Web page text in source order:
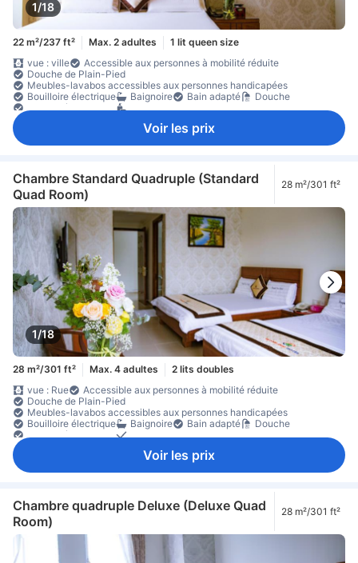
1/18
22 m²/237 ft² Max. 2 adultes
1 lit queen size
vue : ville
Accessible aux personnes à mobilité réduite
Douche de Plain-Pied
Meubles-lavabos accessibles aux personnes handicapées
Bouilloire électrique
Baignoire Bain adapté
Douche
Douche à l'italienne
Voir les prix
Chambre Standard Quadruple (Standard
Quad Room)
28 m²/301 ft²
1/18
28 m²/301 ft² Max. 4 adultes
2 lits doubles
vue : Rue
Accessible aux personnes à mobilité réduite
Douche de Plain-Pied
Meubles-lavabos accessibles aux personnes handicapées
Bouilloire électrique
Baignoire Bain adapté
Douche
Douche à l'italienne
Voir les prix
Chambre quadruple Deluxe (Deluxe Quad
Room)
28 m²/301 ft²